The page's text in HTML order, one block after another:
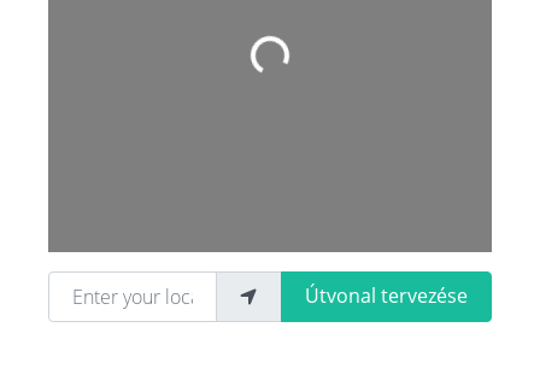
Loading...
Enter your location
Útvonal tervezése